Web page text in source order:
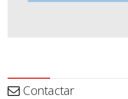
Contactar